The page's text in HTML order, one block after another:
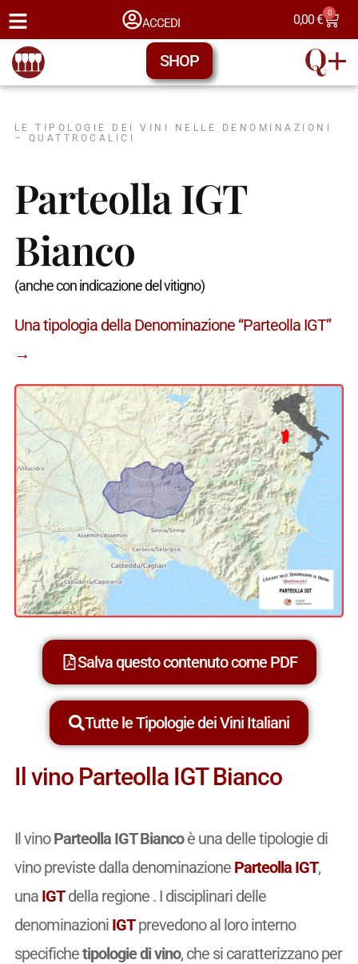
ACCEDI 0,00€ 0
SHOP
LE TIPOLOGIE DEI VINI NELLE DENOMINAZIONI
– QUATTROCALICI
Parteolla IGT
Bianco
(anche con indicazione del vitigno)
Una tipologia della Denominazione “Parteolla IGT”
→
Salva questo contenuto come PDF
Tutte le Tipologie dei Vini Italiani
Il vino Parteolla IGT Bianco
Il vinoParteolla IGT Biancoè una delle tipologie di
vino previste dalla denominazione Parteolla IGT,
una IGTdella regione . I disciplinari delle
denominazioni IGTprevedono al loro interno
specifichetipologie di vino, che si caratterizzano per